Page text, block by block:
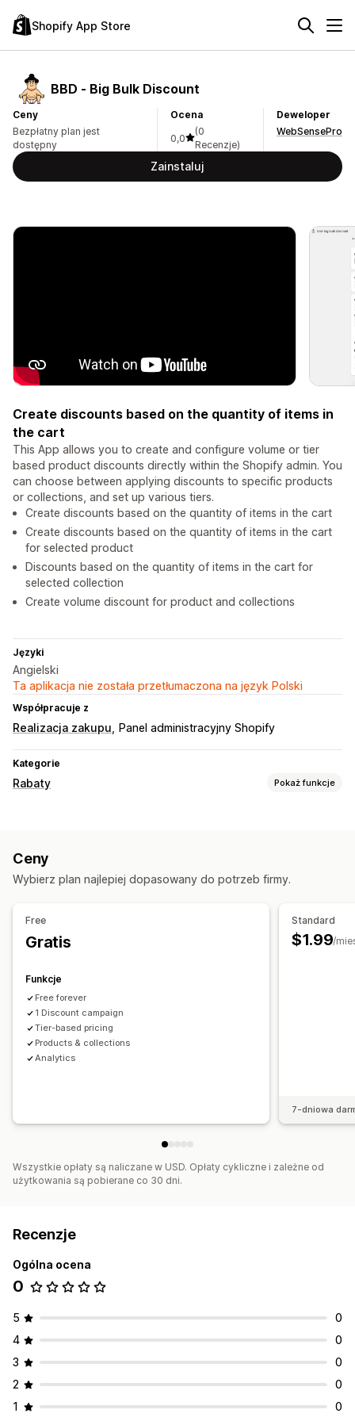
Shopify App Store
BBD ‑ Big Bulk Discount
Ceny
Bezpłatny plan jest
dostępny
Ocena
0,0
(0
Recenzje)
Deweloper
WebSensePro
Zainstaluj
Create discounts based on the quantity of items in
the cart
This App allows you to create and configure volume or tier
based product discounts directly within the Shopify admin. You
can choose between applying discounts to specific products
or collections, and set up various tiers.
Create discounts based on the quantity of items in the cart
Create discounts based on the quantity of items in the cart
for selected product
Discounts based on the quantity of items in the cart for
selected collection
Create volume discount for product and collections
Języki
Angielski
Ta aplikacja nie została przetłumaczona na język Polski
Współpracuje z
Realizacja zakupu Panel administracyjny Shopify
Kategorie
Rabaty Pokaż funkcje
Rabaty zbiorcze
Ceny
Wybierz plan najlepiej dopasowany do potrzeb firmy.
Free
Gratis
Funkcje
Free forever
1 Discount campaign
Tier-based pricing
Products & collections
Analytics
Standard
$1.99/
7-dniowa
Wszystkie opłaty są naliczane w USD. Opłaty cykliczne i zależne od
użytkowania są pobierane co 30 dni.
Recenzje
Ogólna ocena
0
5
0
4
0
3
0
2
0
1
0